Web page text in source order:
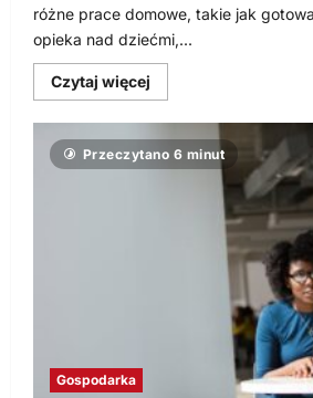
różne prace domowe, takie jak
opieka nad dziećmi,...
Czytaj więcej
się
o
Pracownicy
domowi
będą
Przeczytano 6 minut
Gospodarka